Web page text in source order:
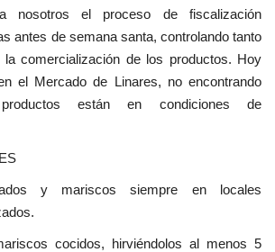
nosotros el proceso de fiscalización
antes de semana santa, controlando tanto
comercialización de los productos. Hoy
el Mercado de Linares, no encontrando
están en condiciones de
y mariscos siempre en locales
cocidos, hirviéndolos al menos 5